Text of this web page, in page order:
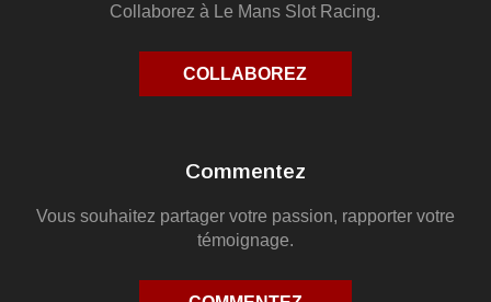
Collaborez à Le Mans Slot Racing.
COLLABOREZ
Commentez
Vous souhaitez partager votre passion, rapporter votre
témoignage.